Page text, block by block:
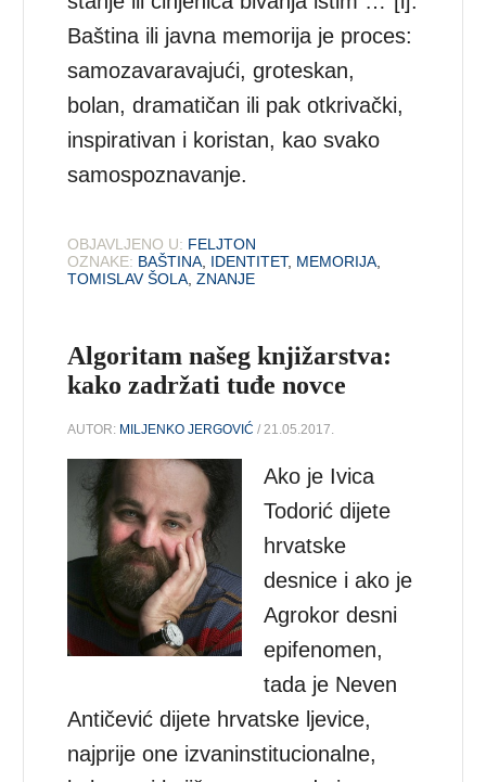
Baština ili javna memorija je proces:
samozavaravajući, gro­teskan,
bolan, dramatičan ili pak otkrivački,
inspirativan i koristan, kao svako
samospoznavanje.
OBJAVLJENO U: FELJTON
OZNAKE: BAŠTINA IDENTITET, MEMORIJA
TOMISLAV ŠOLA ,ZNANJE
Algoritam našeg knjižarstva:
kako zadržati tuđe novce
AUTOR: MILJENKO JERGOVIĆ / 21.05.2017.
Ako je Ivica
Todorić dijete
hrvatske
desnice i ako je
Agrokor desni
epifenomen,
tada je Neven
Antičević dijete hrvatske ljevice,
najprije one izvaninstitucionalne,